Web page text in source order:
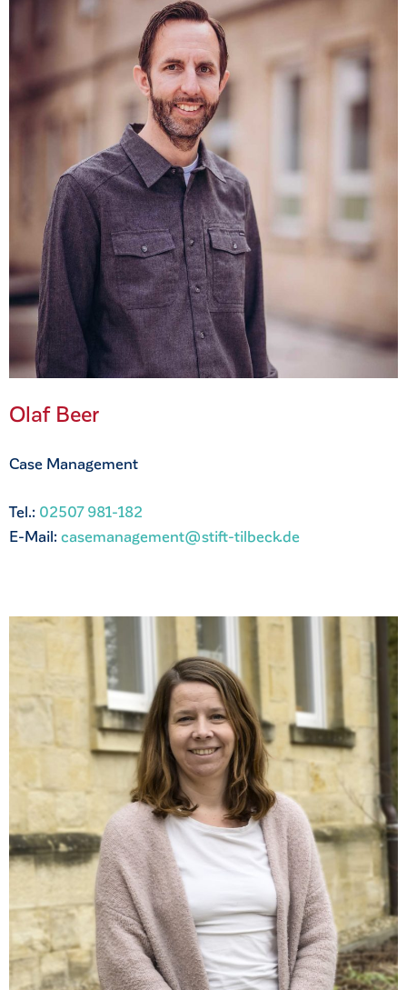
Olaf Beer
Case Management
Tel.: 02507 981-182
E-Mail: casemanagement@stift-tilbeck.de